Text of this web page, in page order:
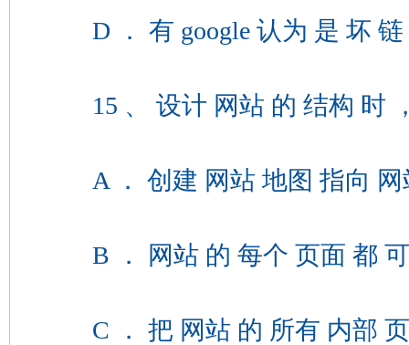
D ． 有 google 认为 是 坏 链
15 、 设计 网站 的 结构 时 ，
A ． 创建 网站 地图 指向 网
B ． 网站 的 每个 页面 都 可
C ． 把 网站 的 所有 内部 页